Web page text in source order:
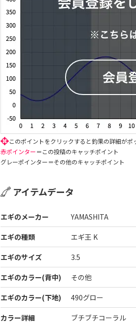
赤ポインター＝この投稿のキャッチポイント
グレーポインター＝その他のキャッチポイント
アイテムデータ
エギのメーカー YAMASHITA
エギの種類 エギ王 K
エギのサイズ 3.5
エギのカラー(背中) その他
エギのカラー(下地) 490グロー
カラー詳細 ブチブチコーラル